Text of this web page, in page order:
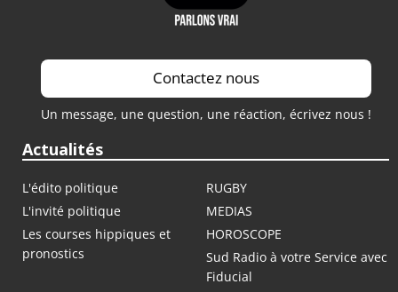
Contactez nous
Un message, une question, une réaction, écrivez nous !
Actualités
L'édito politique
RUGBY
L'invité politique
MEDIAS
Les courses hippiques et
pronostics
HOROSCOPE
Sud Radio à votre Service avec
Fiducial